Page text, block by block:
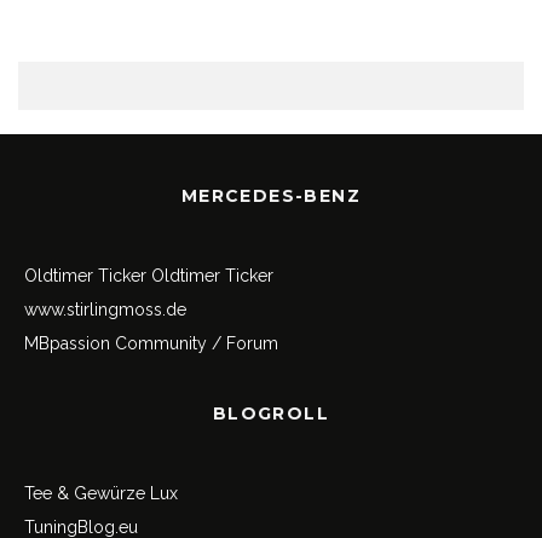
MERCEDES-BENZ
Oldtimer Ticker Oldtimer Ticker
www.stirlingmoss.de
MBpassion Community / Forum
BLOGROLL
Tee & Gewürze Lux
TuningBlog.eu